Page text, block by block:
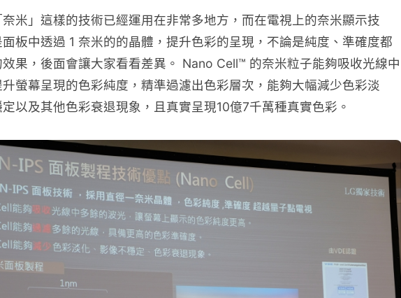
米」這樣的技術已經運用在非常多地方，而在電視上的奈米顯示技
板中透過 1 奈米的的晶體，提升色彩的呈現，不論是純度、準確度都
果，後面會讓大家看看差異。 Nano Cell™ 的奈米粒子能夠吸收光線中
螢幕呈現的色彩純度，精準過濾出色彩層次，能夠大幅減少色彩淡
以及其他色彩衰退現象，且真實呈現10億7千萬種真實色彩。